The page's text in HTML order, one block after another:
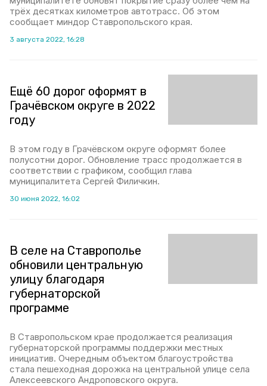
трёх десятках километров автотрасс. Об этом
сообщает миндор Ставропольского края.
3 августа 2022, 16:28
Ещё 60 дорог оформят в
Грачёвском округе в 2022
году
В этом году в Грачёвском округе оформят более
полусотни дорог. Обновление трасс продолжается в
соответствии с графиком, сообщил глава
муниципалитета Сергей Филичкин.
30 июня 2022, 16:02
В селе на Ставрополье
обновили центральную
улицу благодаря
губернаторской
программе
В Ставропольском крае продолжается реализация
губернаторской программы поддержки местных
инициатив. Очередным объектом благоустройства
стала пешеходная дорожка на центральной улице села
Алексеевского Андроповского округа.